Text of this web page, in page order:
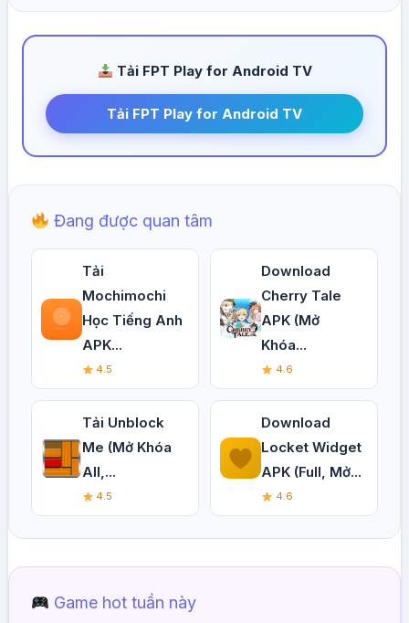
Tải FPT Play for Android TV
Tải FPT Play for Android TV
Đang được quan tâm
Tải
Mochimochi
Học Tiếng Anh
APK...
4.5
Download
Cherry Tale
APK (Mở
Khóa...
4.6
Tải Unblock
Me (Mở Khóa
All,...
4.5
Download
Locket Widget
APK (Full, Mở...
4.6
Game hot tuần này